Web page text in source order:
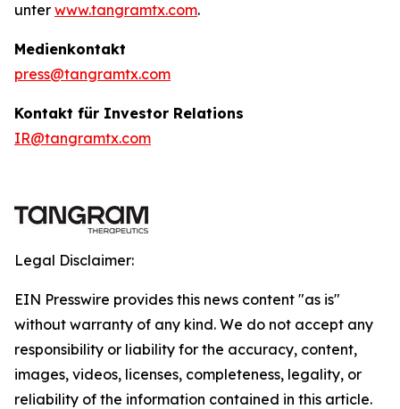
unter www.tangramtx.com.
Medienkontakt
press@tangramtx.com
Kontakt für Investor Relations
IR@tangramtx.com
Legal Disclaimer:
EIN Presswire provides this news content "as is"
without warranty of any kind. We do not accept any
responsibility or liability for the accuracy, content,
images, videos, licenses, completeness, legality, or
reliability of the information contained in this article.